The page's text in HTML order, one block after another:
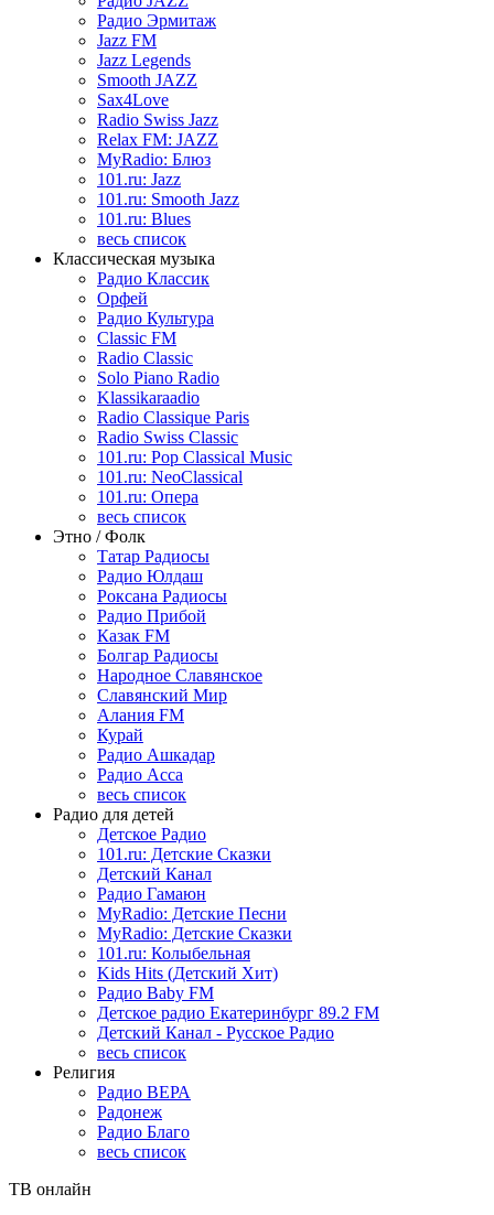
Радио Эрмитаж
Jazz FM
Jazz Legends
Smooth JAZZ
Sax4Love
Radio Swiss Jazz
Relax FM: JAZZ
MyRadio: Блюз
101.ru: Jazz
101.ru: Smooth Jazz
101.ru: Blues
весь список
Классическая музыка
Радио Классик
Орфей
Радио Культура
Classic FM
Radio Classic
Solo Piano Radio
Klassikaraadio
Radio Classique Paris
Radio Swiss Classic
101.ru: Pop Classical Music
101.ru: NeoClassical
101.ru: Опера
весь список
Этно / Фолк
Татар Радиосы
Радио Юлдаш
Роксана Радиосы
Радио Прибой
Казак FM
Болгар Радиосы
Народное Славянское
Славянский Мир
Алания FM
Курай
Радио Ашкадар
Радио Асса
весь список
Радио для детей
Детское Радио
101.ru: Детские Сказки
Детский Канал
Радио Гамаюн
MyRadio: Детские Песни
MyRadio: Детские Сказки
101.ru: Колыбельная
Kids Hits (Детский Хит)
Радио Baby FM
Детское радио Екатеринбург 89.2 FM
Детский Канал - Русское Радио
весь список
Религия
Радио ВЕРА
Радонеж
Радио Благо
весь список
ТВ онлайн